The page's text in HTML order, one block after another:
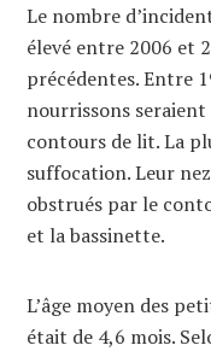
Le nombre
élevé entre 2006 et
précédentes. Entre
nourrissons
contours de lit. La
suffocation. Leur
obstrués par le
et la bassinette.
L’âge moyen des
était de 4,6 mois.